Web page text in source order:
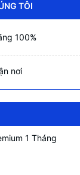
140 × 150 × 86 mm
TÔI
100%
nơi
1 Tháng